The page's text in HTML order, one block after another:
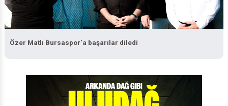
Özer Matlı Bursaspor’a başarılar diledi